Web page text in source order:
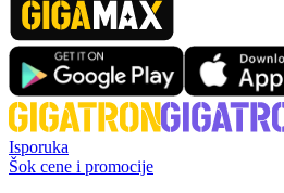
Isporuka
Šok cene i promocije